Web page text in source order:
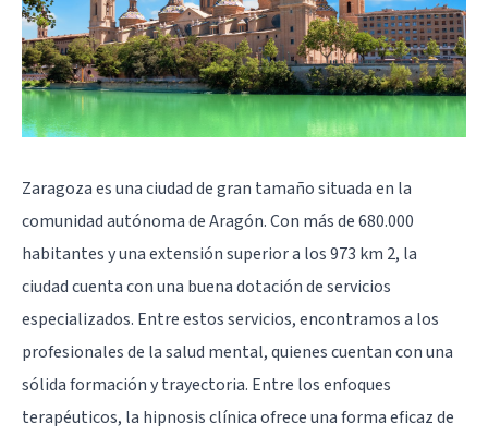
Zaragoza es una ciudad de gran tamaño situada en la
comunidad autónoma de Aragón. Con más de 680.000
habitantes y una extensión superior a los 973 km 2, la
ciudad cuenta con una buena dotación de servicios
especializados. Entre estos servicios, encontramos a los
profesionales de la salud mental, quienes cuentan con una
sólida formación y trayectoria. Entre los enfoques
terapéuticos, la hipnosis clínica ofrece una forma eficaz de